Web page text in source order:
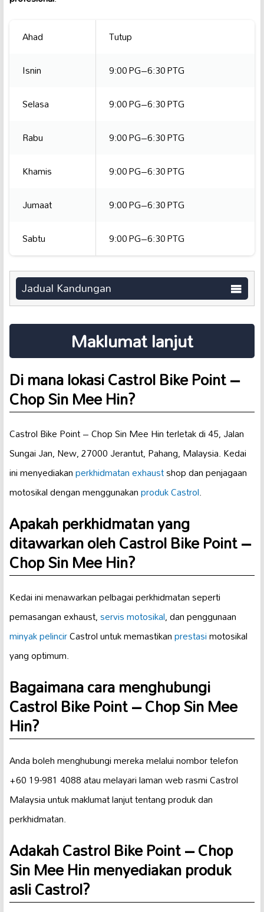
Ahad
Tutup
Isnin
9:00 PG–6:30 PTG
Selasa
9:00 PG–6:30 PTG
Rabu
9:00 PG–6:30 PTG
Khamis
9:00 PG–6:30 PTG
Jumaat
9:00 PG–6:30 PTG
Sabtu
9:00 PG–6:30 PTG
Jadual Kandungan
Maklumat lanjut
Di mana lokasi Castrol Bike Point –
Chop Sin Mee Hin?
Castrol Bike Point – Chop Sin Mee Hin terletak di 45, Jalan
Sungai Jan, New, 27000 Jerantut, Pahang, Malaysia. Kedai
ini menyediakanperkhidmatan exhaustshop dan penjagaan
motosikal dengan menggunakanproduk Castrol.
Apakah perkhidmatan yang
ditawarkan oleh Castrol Bike Point –
Chop Sin Mee Hin?
Kedai ini menawarkan pelbagai perkhidmatan seperti
pemasangan exhaust,servis motosikal, dan penggunaan
minyak pelincirCastrol untuk memastikanprestasimotosikal
yang optimum.
Bagaimana cara menghubungi
Castrol Bike Point – Chop Sin Mee
Hin?
Anda boleh menghubungi mereka melalui nombor telefon
+60 19-981 4088 atau melayari laman web rasmi Castrol
Malaysia untuk maklumat lanjut tentang produk dan
perkhidmatan.
Adakah Castrol Bike Point – Chop
Sin Mee Hin menyediakan produk
asli Castrol?